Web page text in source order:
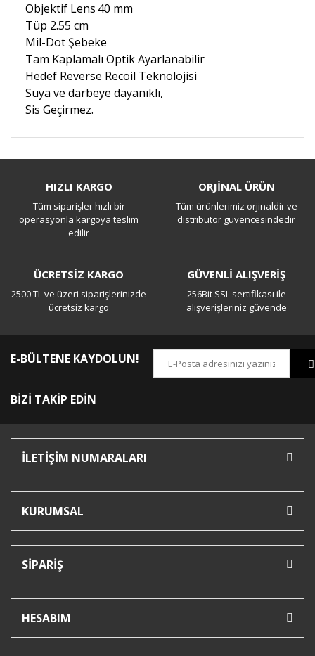
Objektif Lens 40 mm
Tüp 2.55 cm
Mil-Dot Şebeke
Tam Kaplamalı Optik Ayarlanabilir
Hedef Reverse Recoil Teknolojisi
Suya ve darbeye dayanıklı,
Sis Geçirmez.
Yorum Yaz
HIZLI KARGO
Tüm siparişler hızlı bir
operasyonla kargoya teslim
edilir
ORJİNAL ÜRÜN
Tüm ürünlerimiz orjinaldir ve
distribütör güvencesindedir
ÜCRETSİZ KARGO
2500 TL ve üzeri siparişlerinizde
ücretsiz kargo
GÜVENLİ ALIŞVERİŞ
256Bit SSL sertifikası ile
alışverişleriniz güvende
E-BÜLTENE KAYDOLUN!
BİZİ TAKİP EDİN
İLETİŞİM NUMARALARI
KURUMSAL
SİPARİŞ
HESABIM